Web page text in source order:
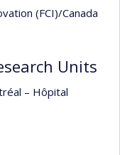
(FCI)/Canada
Units
– Hôpital